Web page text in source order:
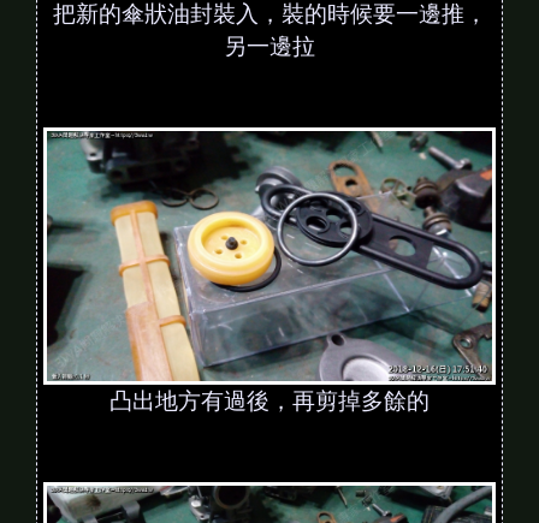
把新的傘狀油封裝入，裝的時候要一邊推，
另一邊拉
凸出地方有過後，再剪掉多餘的